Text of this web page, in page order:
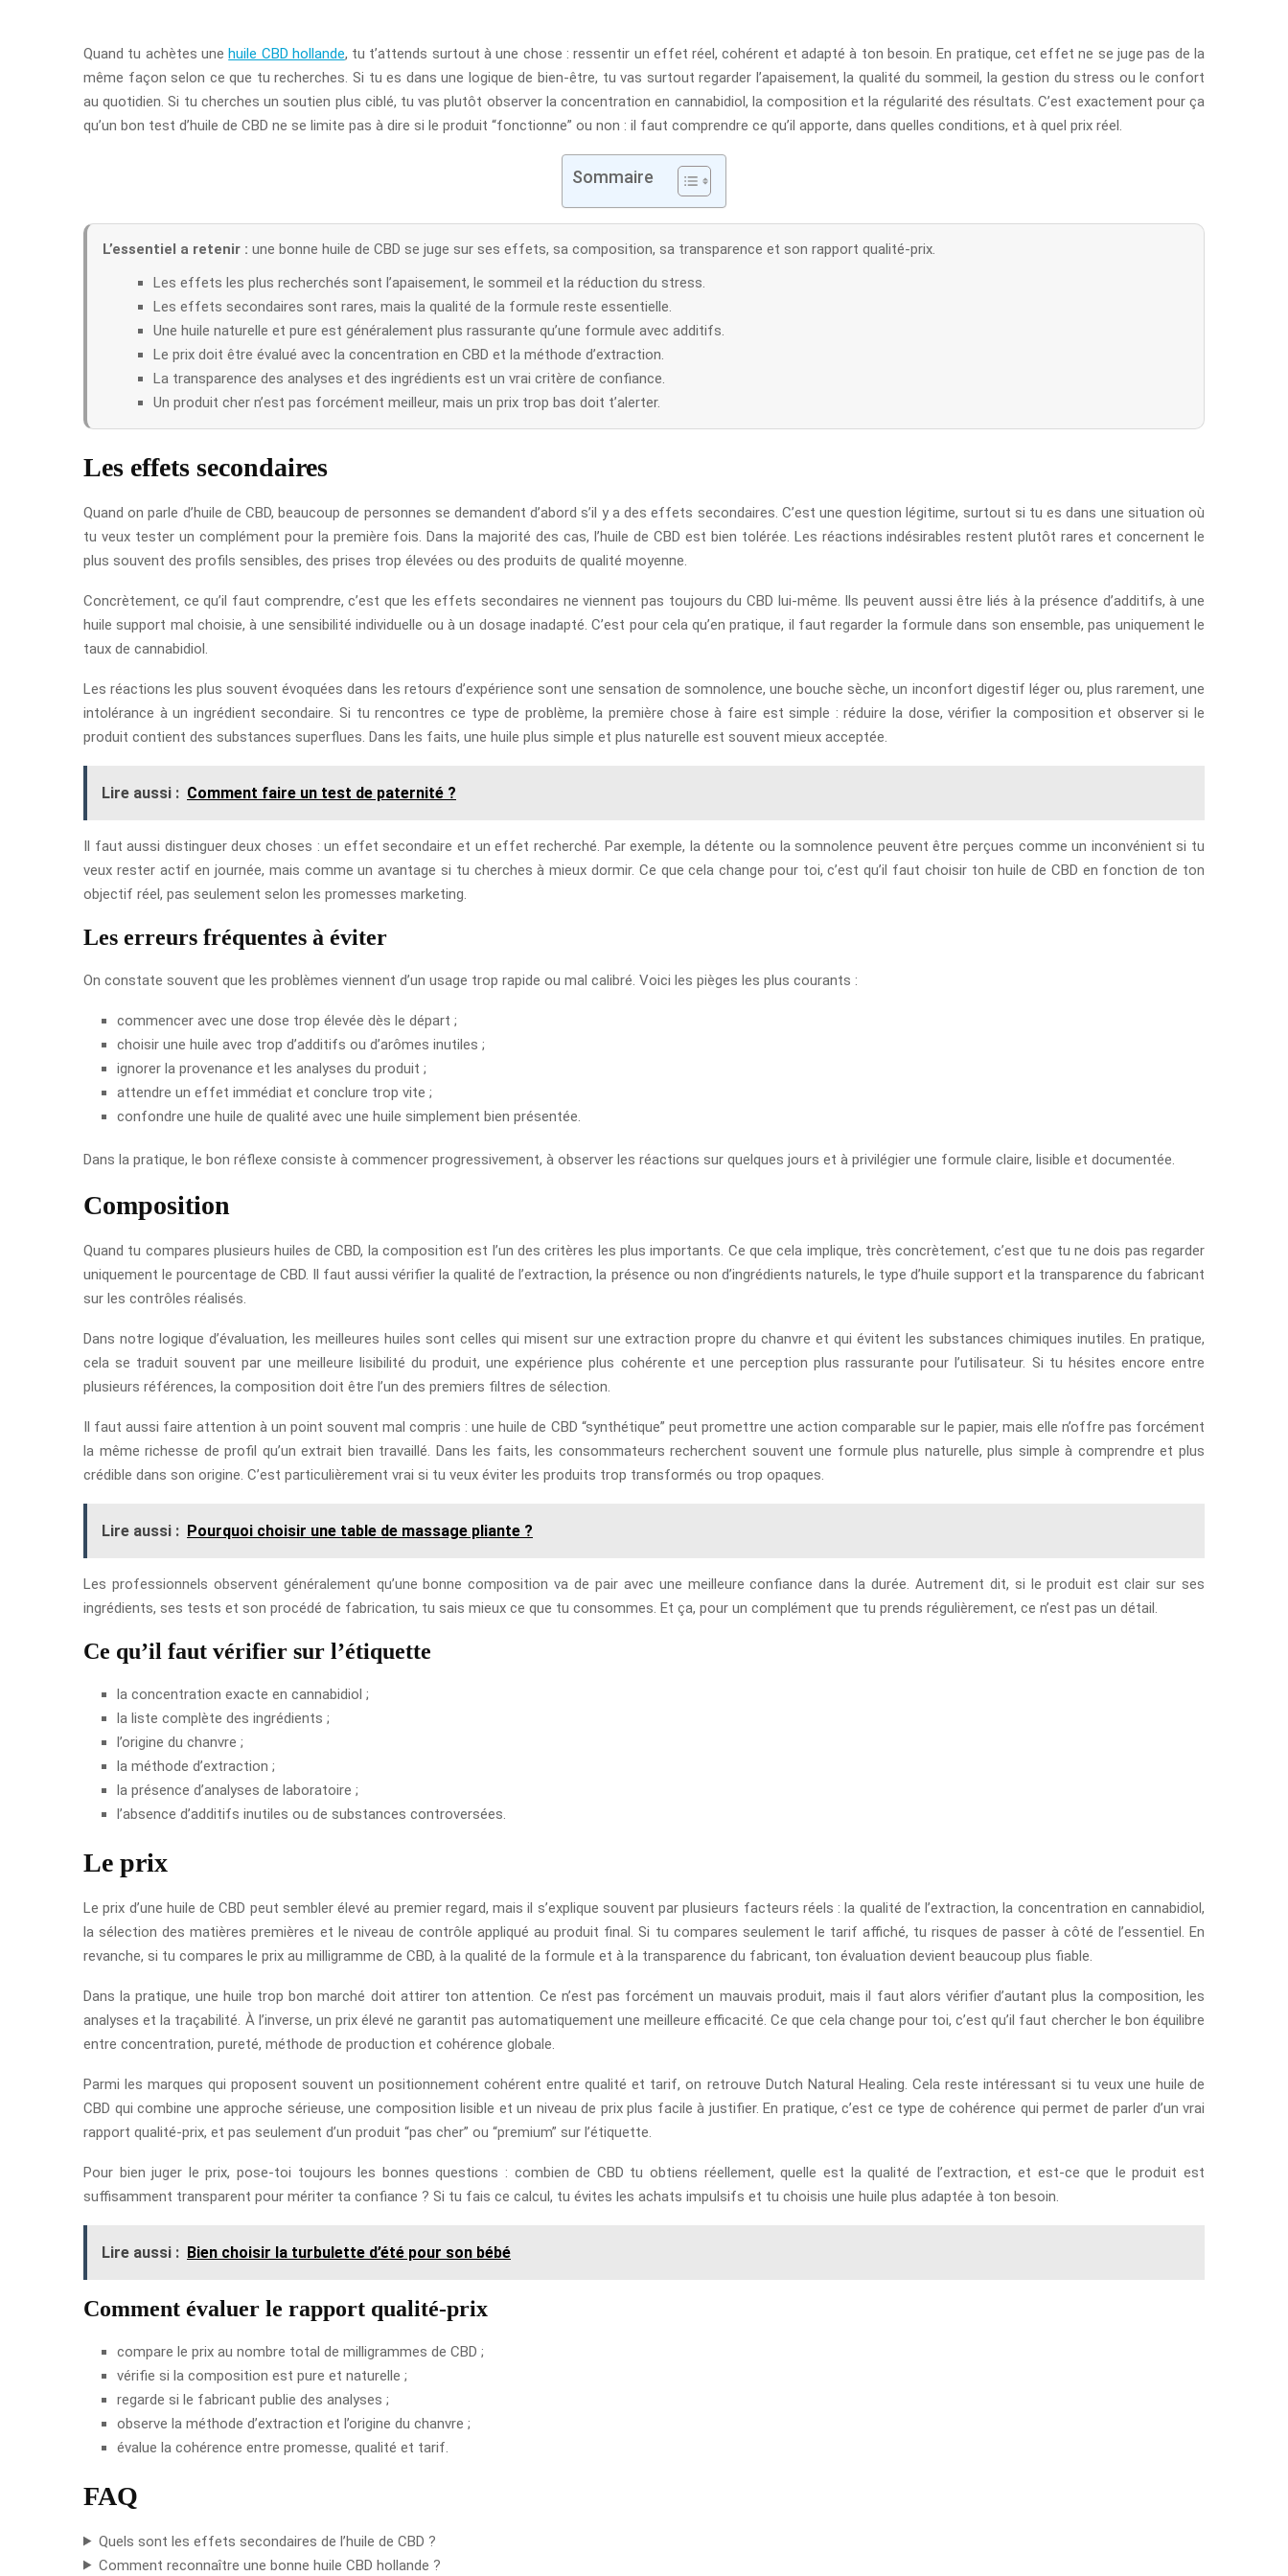
Quand tu achètes unehuile CBD hollande, tu t’attends surtout à une chose : ressentir un effet réel, cohérent et adapté à ton besoin. En pratique, cet effet ne se juge pas de la
même façon selon ce que tu recherches. Si tu es dans une logique de bien-être, tu vas surtout regarder l’apaisement, la qualité du sommeil, la gestion du stress ou le confort
au quotidien. Si tu cherches un soutien plus ciblé, tu vas plutôt observer la concentration en cannabidiol, la composition et la régularité des résultats. C’est exactement pour ça
qu’un bon test d’huile de CBD ne se limite pas à dire si le produit “fonctionne” ou non : il faut comprendre ce qu’il apporte, dans quelles conditions, et à quel prix réel.
Sommaire
L’essentiel a retenir : une bonne huile de CBD se juge sur ses effets, sa composition, sa transparence et son rapport qualité-prix.
Les effets les plus recherchés sont l’apaisement, le sommeil et la réduction du stress.
Les effets secondaires sont rares, mais la qualité de la formule reste essentielle.
Une huile naturelle et pure est généralement plus rassurante qu’une formule avec additifs.
Le prix doit être évalué avec la concentration en CBD et la méthode d’extraction.
La transparence des analyses et des ingrédients est un vrai critère de confiance.
Un produit cher n’est pas forcément meilleur, mais un prix trop bas doit t’alerter.
Les effets secondaires
Quand on parle d’huile de CBD, beaucoup de personnes se demandent d’abord s’il y a des effets secondaires. C’est une question légitime, surtout si tu es dans une situation où
tu veux tester un complément pour la première fois. Dans la majorité des cas, l’huile de CBD est bien tolérée. Les réactions indésirables restent plutôt rares et concernent le
plus souvent des profils sensibles, des prises trop élevées ou des produits de qualité moyenne.
Concrètement, ce qu’il faut comprendre, c’est que les effets secondaires ne viennent pas toujours du CBD lui-même. Ils peuvent aussi être liés à la présence d’additifs, à une
huile support mal choisie, à une sensibilité individuelle ou à un dosage inadapté. C’est pour cela qu’en pratique, il faut regarder la formule dans son ensemble, pas uniquement le
taux de cannabidiol.
Les réactions les plus souvent évoquées dans les retours d’expérience sont une sensation de somnolence, une bouche sèche, un inconfort digestif léger ou, plus rarement, une
intolérance à un ingrédient secondaire. Si tu rencontres ce type de problème, la première chose à faire est simple : réduire la dose, vérifier la composition et observer si le
produit contient des substances superflues. Dans les faits, une huile plus simple et plus naturelle est souvent mieux acceptée.
Lire aussi : Comment faire un test de paternité ?
Il faut aussi distinguer deux choses : un effet secondaire et un effet recherché. Par exemple, la détente ou la somnolence peuvent être perçues comme un inconvénient si tu
veux rester actif en journée, mais comme un avantage si tu cherches à mieux dormir. Ce que cela change pour toi, c’est qu’il faut choisir ton huile de CBD en fonction de ton
objectif réel, pas seulement selon les promesses marketing.
Les erreurs fréquentes à éviter
On constate souvent que les problèmes viennent d’un usage trop rapide ou mal calibré. Voici les pièges les plus courants :
commencer avec une dose trop élevée dès le départ ;
choisir une huile avec trop d’additifs ou d’arômes inutiles ;
ignorer la provenance et les analyses du produit ;
attendre un effet immédiat et conclure trop vite ;
confondre une huile de qualité avec une huile simplement bien présentée.
Dans la pratique, le bon réflexe consiste à commencer progressivement, à observer les réactions sur quelques jours et à privilégier une formule claire, lisible et documentée.
Composition
Quand tu compares plusieurs huiles de CBD, la composition est l’un des critères les plus importants. Ce que cela implique, très concrètement, c’est que tu ne dois pas regarder
uniquement le pourcentage de CBD. Il faut aussi vérifier la qualité de l’extraction, la présence ou non d’ingrédients naturels, le type d’huile support et la transparence du fabricant
sur les contrôles réalisés.
Dans notre logique d’évaluation, les meilleures huiles sont celles qui misent sur une extraction propre du chanvre et qui évitent les substances chimiques inutiles. En pratique,
cela se traduit souvent par une meilleure lisibilité du produit, une expérience plus cohérente et une perception plus rassurante pour l’utilisateur. Si tu hésites encore entre
plusieurs références, la composition doit être l’un des premiers filtres de sélection.
Il faut aussi faire attention à un point souvent mal compris : une huile de CBD “synthétique” peut promettre une action comparable sur le papier, mais elle n’offre pas forcément
la même richesse de profil qu’un extrait bien travaillé. Dans les faits, les consommateurs recherchent souvent une formule plus naturelle, plus simple à comprendre et plus
crédible dans son origine. C’est particulièrement vrai si tu veux éviter les produits trop transformés ou trop opaques.
Lire aussi : Pourquoi choisir une table de massage pliante ?
Les professionnels observent généralement qu’une bonne composition va de pair avec une meilleure confiance dans la durée. Autrement dit, si le produit est clair sur ses
ingrédients, ses tests et son procédé de fabrication, tu sais mieux ce que tu consommes. Et ça, pour un complément que tu prends régulièrement, ce n’est pas un détail.
Ce qu’il faut vérifier sur l’étiquette
la concentration exacte en cannabidiol ;
la liste complète des ingrédients ;
l’origine du chanvre ;
la méthode d’extraction ;
la présence d’analyses de laboratoire ;
l’absence d’additifs inutiles ou de substances controversées.
Le prix
Le prix d’une huile de CBD peut sembler élevé au premier regard, mais il s’explique souvent par plusieurs facteurs réels : la qualité de l’extraction, la concentration en cannabidiol,
la sélection des matières premières et le niveau de contrôle appliqué au produit final. Si tu compares seulement le tarif affiché, tu risques de passer à côté de l’essentiel. En
revanche, si tu compares le prix au milligramme de CBD, à la qualité de la formule et à la transparence du fabricant, ton évaluation devient beaucoup plus fiable.
Dans la pratique, une huile trop bon marché doit attirer ton attention. Ce n’est pas forcément un mauvais produit, mais il faut alors vérifier d’autant plus la composition, les
analyses et la traçabilité. À l’inverse, un prix élevé ne garantit pas automatiquement une meilleure efficacité. Ce que cela change pour toi, c’est qu’il faut chercher le bon équilibre
entre concentration, pureté, méthode de production et cohérence globale.
Parmi les marques qui proposent souvent un positionnement cohérent entre qualité et tarif, on retrouve Dutch Natural Healing. Cela reste intéressant si tu veux une huile de
CBD qui combine une approche sérieuse, une composition lisible et un niveau de prix plus facile à justifier. En pratique, c’est ce type de cohérence qui permet de parler d’un vrai
rapport qualité-prix, et pas seulement d’un produit “pas cher” ou “premium” sur l’étiquette.
Pour bien juger le prix, pose-toi toujours les bonnes questions : combien de CBD tu obtiens réellement, quelle est la qualité de l’extraction, et est-ce que le produit est
suffisamment transparent pour mériter ta confiance ? Si tu fais ce calcul, tu évites les achats impulsifs et tu choisis une huile plus adaptée à ton besoin.
Lire aussi : Bien choisir la turbulette d’été pour son bébé
Comment évaluer le rapport qualité-prix
compare le prix au nombre total de milligrammes de CBD ;
vérifie si la composition est pure et naturelle ;
regarde si le fabricant publie des analyses ;
observe la méthode d’extraction et l’origine du chanvre ;
évalue la cohérence entre promesse, qualité et tarif.
FAQ
Quels sont les effets secondaires de l’huile de CBD ?
Comment reconnaître une bonne huile CBD hollande ?